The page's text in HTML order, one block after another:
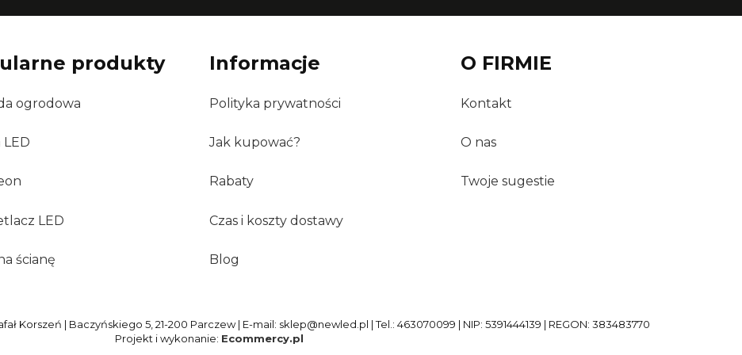
produkty
ogrodowa
LED
LED
ścianę
Informacje
Polityka prywatności
Jak kupować?
Rabaty
Czas i koszty dostawy
Blog
O FIRMIE
Kontakt
O nas
Twoje sugestie
Korszeń | Baczyńskiego 5, 21-200 Parczew | E-mail: sklep@newled.pl | Tel.: 463070099 | NIP: 5391444139 | REGON: 383483770
Projekt i wykonanie: Ecommercy.pl